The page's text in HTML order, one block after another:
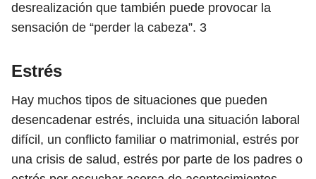
desrealización que también puede provocar la
sensación de “perder la cabeza”. 3
Estrés
Hay muchos tipos de situaciones que pueden
desencadenar estrés, incluida una situación laboral
difícil, un conflicto familiar o matrimonial, estrés por
una crisis de salud, estrés por parte de los padres o